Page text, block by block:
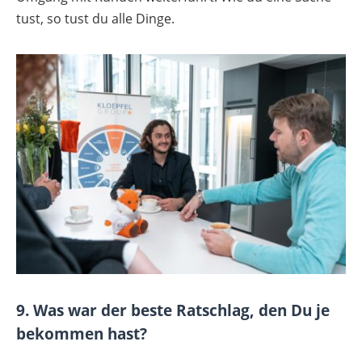
tust, so tust du alle Dinge.
9. Was war der beste Ratschlag, den Du je
bekommen hast?